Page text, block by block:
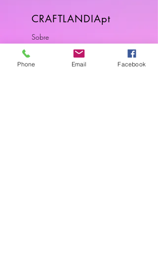
CRAFTLANDIApt
Sobre
Envios & Devoluções
Phone Email Facebook